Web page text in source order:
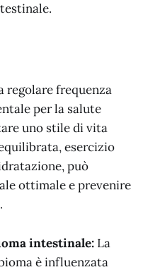
regolare frequenza
per la salute
uno stile di vita
esercizio
può
ottimale e prevenire
intestinale: La
è influenzata